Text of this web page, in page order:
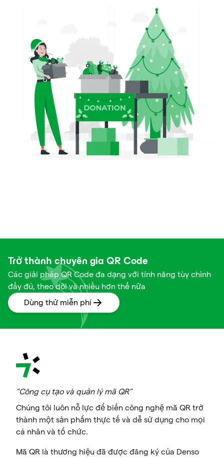
Trở thành chuyên gia QR Code
Các giải pháp QR Code đa dạng với tính năng tùy chỉnh
đầy đủ, theo dõi và nhiều hơn thế nữa
Dùng thử miễn phí
"Công cụ tạo và quản lý mã QR"
Chúng tôi luôn nỗ lực để biến công nghệ mã QR trở
thành một sản phẩm thực tế và dễ sử dụng cho mọi
cá nhân và tổ chức.
Mã QR là thương hiệu đã được đăng ký của Denso